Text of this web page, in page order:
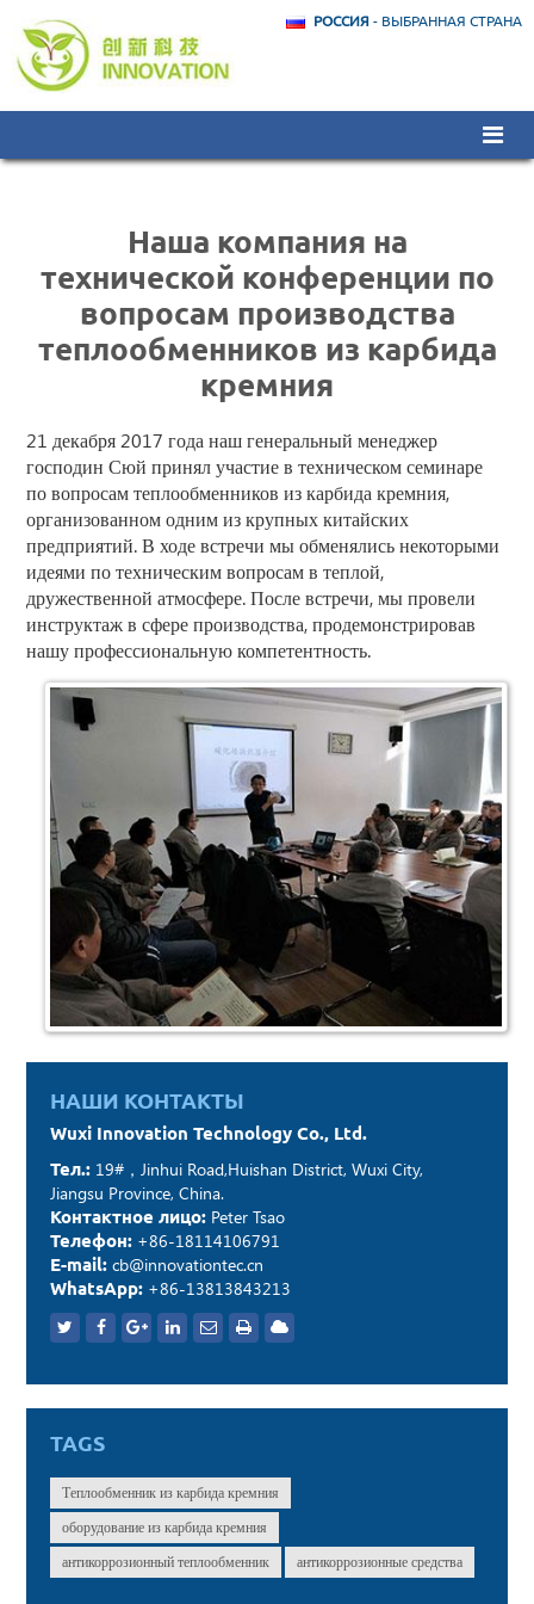
РОССИЯ - ВЫБРАННАЯ СТРАНА
Наша компания на
технической конференции по
вопросам производства
теплообменников из карбида
кремния
21 декабря 2017 года наш генеральный менеджер
господин Сюй принял участие в техническом семинаре
по вопросам теплообменников из карбида кремния,
организованном одним из крупных китайских
предприятий. В ходе встречи мы обменялись некоторыми
идеями по техническим вопросам в теплой,
дружественной атмосфере. После встречи, мы провели
инструктаж в сфере производства, продемонстрировав
нашу профессиональную компетентность.
НАШИ КОНТАКТЫ
Wuxi Innovation Technology Co., Ltd.
Тел.: 19#，Jinhui Road,Huishan District, Wuxi City,
Jiangsu Province, China.
Контактное лицо: Peter Tsao
Телефон: +86-18114106791
E-mail:cb@innovationtec.cn
WhatsApp: +86-13813843213
TAGS
Теплообменник из карбида кремния
оборудование из карбида кремния
антикоррозионный теплообменник антикоррозионные средства